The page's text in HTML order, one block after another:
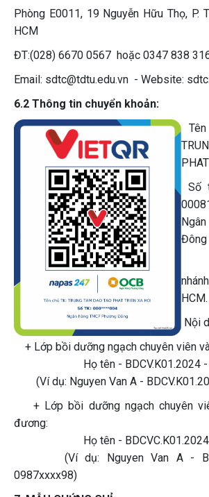
Phòng E0011, 19 Nguyễn Hữu Thọ, P.
HCM
ĐT:(028) 6670 0567 hoặc 0347 838
Email: sdtc@tdtu.edu.vn - Website:
6.2 Thông tin chuyển khoản:
Đông
HCM.
+ Lớp bồi dưỡng ngạch chuyên viên
Họ tên - BDCV.K01.2024 -
(Ví dụ: Nguyen Van A -
+ Lớp bồi dưỡng ngạch chuyên
đương:
Họ tên - BDCVC.K01.2024 -
(Ví dụ: Nguyen Van A -
0987xxxx98)